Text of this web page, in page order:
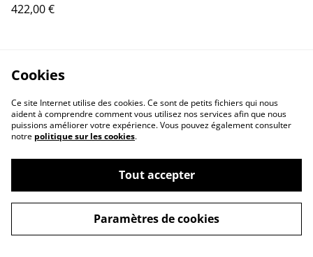
422,00 €
Contactez-nous
Conditions
Politique de
confidentialité
Politique de cookies
Cookies
Ce site Internet utilise des cookies. Ce sont de petits fichiers qui nous
aident à comprendre comment vous utilisez nos services afin que nous
puissions améliorer votre expérience. Vous pouvez également consulter
notre politique sur les cookies.
Tout accepter
Paramètres de cookies